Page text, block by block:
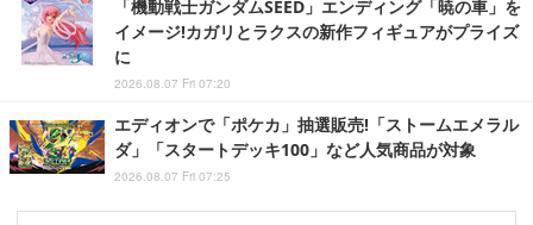
「機動戦士ガンダムSEED」エンディング「暁の車」を
イメージ!カガリとラクスの新作フィギュアがプライズ
に
2026.08.07 Fri 07:20
エディオンで「ポケカ」抽選販売!「ストームエメラル
ダ」「スタートデッキ100」など人気商品が対象
2026.08.07 Fri 07:25